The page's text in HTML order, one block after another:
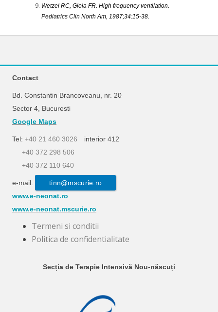
Wetzel RC, Gioia FR. High frequency ventilation.
Pediatrics Clin North Am, 1987;34:15-38.
Contact
Bd. Constantin Brancoveanu, nr. 20
Sector 4, Bucuresti
Google Maps
Tel: +40 21 460 3026
interior 412
+40 372 298 506
+40 372 110 640
e-mail:
tinn@mscurie.ro
www.e-neonat.ro
www.e-neonat.mscurie.ro
Termeni si conditii
Politica de confidentialitate
Secția de Terapie Intensivă Nou-născuți